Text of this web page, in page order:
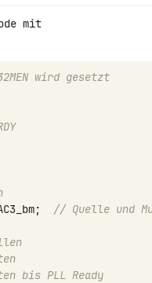
mit
wird gesetzt
;
// Quelle und
bis PLL Ready